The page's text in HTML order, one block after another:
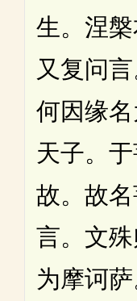
生。涅槃
又复问
何因缘名
天子。
故。故
言。文
为摩诃萨